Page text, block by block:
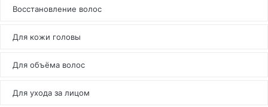
Восстановление волос
Для кожи головы
Для объёма волос
Для ухода за лицом